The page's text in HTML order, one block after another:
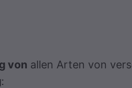
von allen Arten von
: